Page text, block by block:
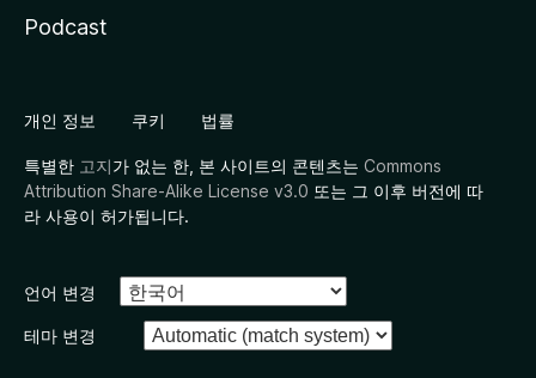
Podcast
개인 정보 쿠키 법률
특별한 고지가 없는 한, 본 사이트의 콘텐츠는 Commons
Attribution Share-Alike License v3.0 또는 그 이후 버전에 따
라 사용이 허가됩니다.
언어 변경
테마 변경